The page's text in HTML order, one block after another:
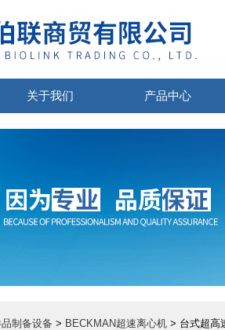
关于我们 产品中心
制备设备 > BECKMAN超速离心机 > 台式超高